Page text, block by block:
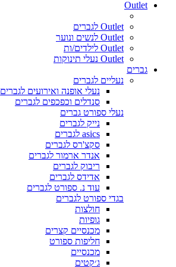
Outlet
Outlet לגברים
Outlet לנשים ונוער
Outlet לילדים/ות
Outlet נעלי תינוקות
גברים
נעליים לגברים
נעלי אופנה ואירועים לגברים
סנדלים וכפכפים לגברים
נעלי ספורט גברים
נייק לגברים
asics לגברים
סקצ'רס לגברים
אנדר ארמור לגברים
ריבוק לגברים
אדידס לגברים
עוד נ. ספורט לגברים
בגדי ספורט לגברים
חולצות
גופיות
מכנסיים קצרים
חליפות ספורט
מכנסיים
ג׳קטים